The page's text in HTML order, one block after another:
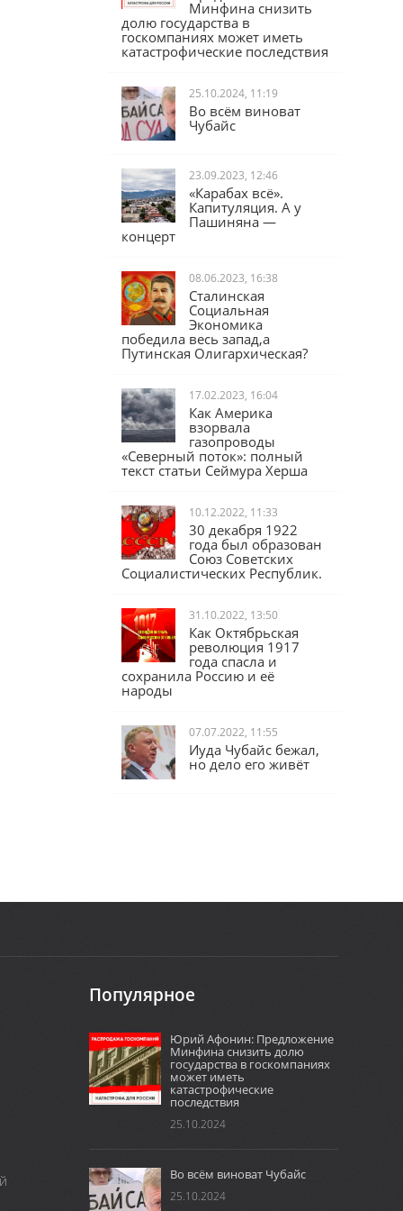
Юрий Афонин:
Предложение
Минфина снизить
долю государства в
катастрофические последствия
25.10.2024, 11:19
23.09.2023, 12:46
«Карабах всё».
концерт
08.06.2023, 16:38
Сталинская
Социальная
Экономика
Путинская Олигархическая?
17.02.2023, 16:04
Как Америка
взорвала
газопроводы
текст статьи Сеймура Херша
10.12.2022, 11:33
30 декабря 1922
года был образован
Социалистических Республик.
31.10.2022, 13:50
Как Октябрьская
революция 1917
народы
07.07.2022, 11:55
Популярное
Юрий Афонин: Предложение
Минфина снизить долю
государства в госкомпаниях
может иметь
катастрофические